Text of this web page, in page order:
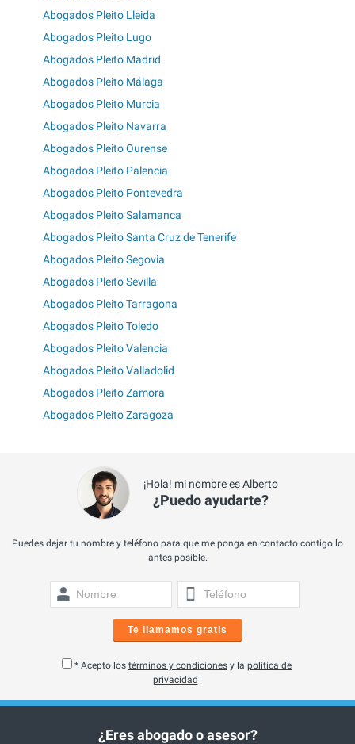
Abogados Pleito Lleida
Abogados Pleito Lugo
Abogados Pleito Madrid
Abogados Pleito Málaga
Abogados Pleito Murcia
Abogados Pleito Navarra
Abogados Pleito Ourense
Abogados Pleito Palencia
Abogados Pleito Pontevedra
Abogados Pleito Salamanca
Abogados Pleito Santa Cruz de Tenerife
Abogados Pleito Segovia
Abogados Pleito Sevilla
Abogados Pleito Tarragona
Abogados Pleito Toledo
Abogados Pleito Valencia
Abogados Pleito Valladolid
Abogados Pleito Zamora
Abogados Pleito Zaragoza
¡Hola! mi nombre es Alberto
¿Puedo ayudarte?
Puedes dejar tu nombre y teléfono para que me ponga en contacto contigo lo
antes posible.
Te llamamos gratis
* Acepto los términos y condiciones y la política de
privacidad
¿Eres abogado o asesor?